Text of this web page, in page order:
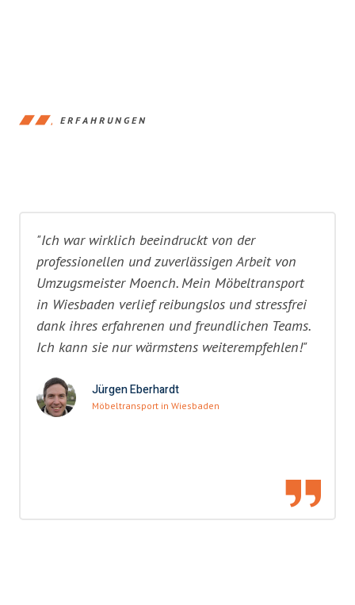
ERFAHRUNGEN
"Ich war wirklich beeindruckt von der
professionellen und zuverlässigen Arbeit von
Umzugsmeister Moench. Mein Möbeltransport
in Wiesbaden verlief reibungslos und stressfrei
dank ihres erfahrenen und freundlichen Teams.
Ich kann sie nur wärmstens weiterempfehlen!"
Jürgen Eberhardt
Möbeltransport in Wiesbaden